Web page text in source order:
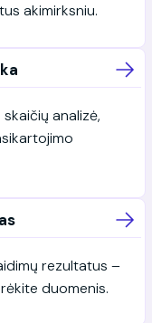
akimirksniu.
analizė,
rezultatus –
duomenis.